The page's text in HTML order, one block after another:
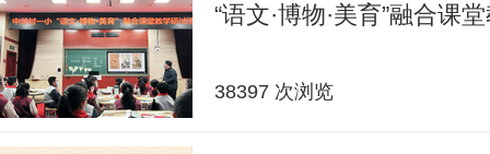
“语文·博物·美育”融合课
38397 次浏览